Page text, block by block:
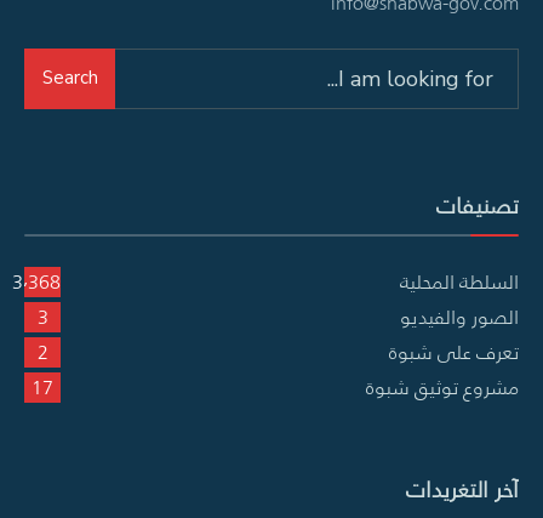
Search
تصنيفات
السلطة المحلية
3٬368
الصور والفيديو
3
تعرف على شبوة
2
مشروع توثيق شبوة
17
آخر التغريدات